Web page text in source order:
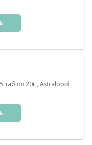
таб по 20г., Astralpool